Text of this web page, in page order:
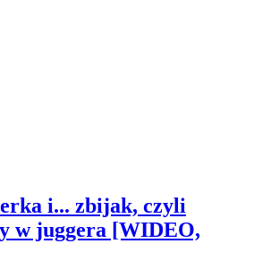
i... zbijak, czyli
w juggera [WIDEO,